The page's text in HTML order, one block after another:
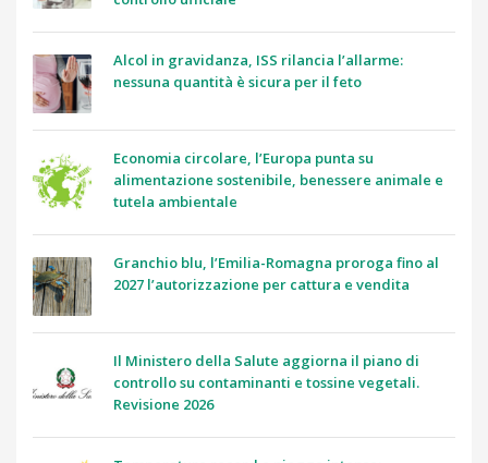
Alcol in gravidanza, ISS rilancia l’allarme:
nessuna quantità è sicura per il feto
Economia circolare, l’Europa punta su
alimentazione sostenibile, benessere animale e
tutela ambientale
Granchio blu, l’Emilia-Romagna proroga fino al
2027 l’autorizzazione per cattura e vendita
Il Ministero della Salute aggiorna il piano di
controllo su contaminanti e tossine vegetali.
Revisione 2026